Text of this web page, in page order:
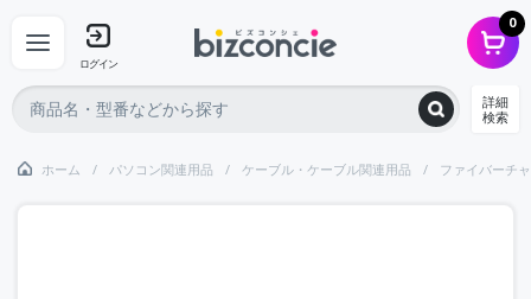
ログイン
0
詳細
検索
ホーム パソコン関連用品 ケーブル・ケーブル関連用品 ファイバーチ